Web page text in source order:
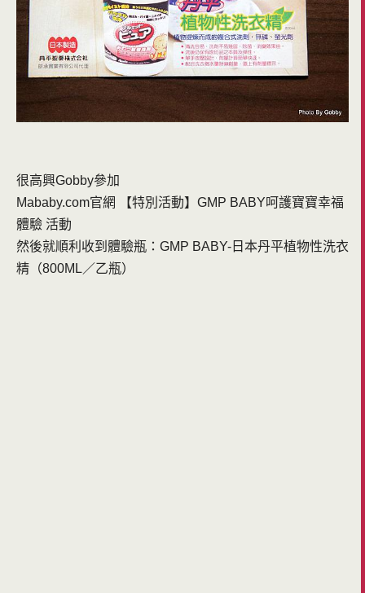
很高興Gobby參加
Mababy.com官網 【特別活動】GMP BABY呵護寶寶幸福
體驗 活動
然後就順利收到體驗瓶：GMP BABY-日本丹平植物性洗衣
精（800ML／乙瓶）